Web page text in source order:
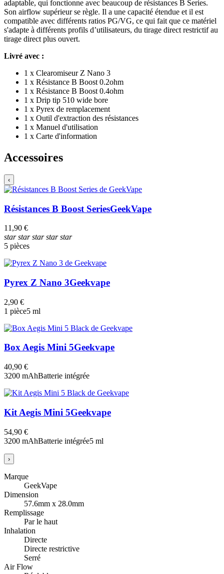
adaptable, qui fonctionne avec beaucoup de résistances B Series.
Son airflow supérieur se règle. Il a une capacité étendue et il est
compatible avec différents ratios PG/VG, ce qui fait que ce matériel
s'adapte à différents profils d’utilisateurs, du tirage direct restrictif au
tirage direct plus ouvert.
Livré avec :
1 x Clearomiseur Z Nano 3
1 x Résistance B Boost 0.2ohm
1 x Résistance B Boost 0.4ohm
1 x Drip tip 510 wide bore
1 x Pyrex de remplacement
1 x Outil d'extraction des résistances
1 x Manuel d'utilisation
1 x Carte d'information
Accessoires
‹
Résistances B Boost SeriesGeekVape
11,90 €
starstarstarstarstar
5 pièces
Pyrex Z Nano 3Geekvape
2,90 €
1 pièce5 ml
Box Aegis Mini 5Geekvape
40,90 €
3200 mAhBatterie intégrée
Kit Aegis Mini 5Geekvape
54,90 €
3200 mAhBatterie intégrée5 ml
›
Marque
GeekVape
Dimension
57.6mm x 28.0mm
Remplissage
Par le haut
Inhalation
Directe
Directe restrictive
Serré
Air Flow